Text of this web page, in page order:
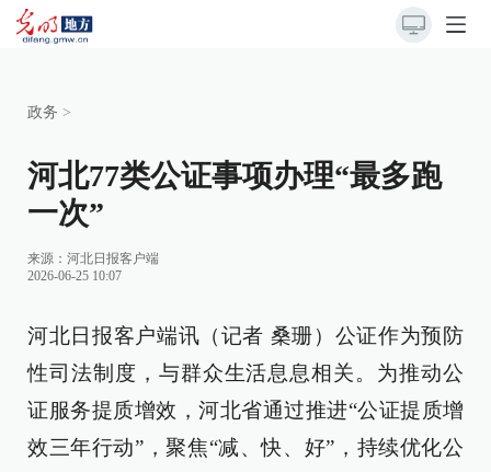
政务 >
河北77类公证事项办理“最多跑
一次”
来源： 河北日报客户端
2026-06-25 10:07
河北日报客户端讯（记者 桑珊）公证作为预防
性司法制度，与群众生活息息相关。为推动公
证服务提质增效，河北省通过推进“公证提质增
效三年行动”，聚焦“减、快、好”，持续优化公